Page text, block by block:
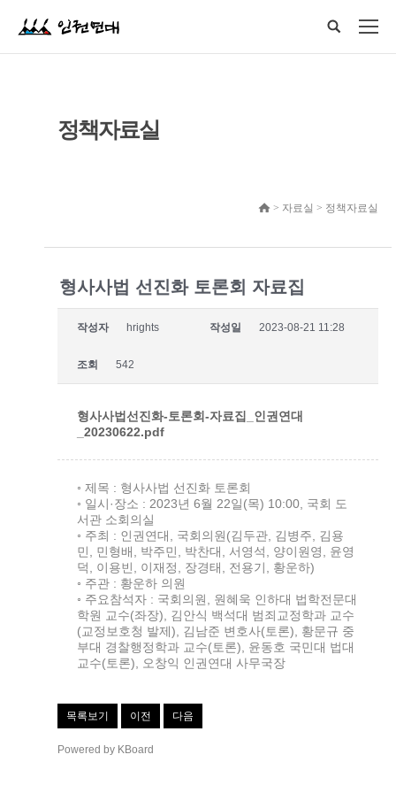
정책자료실
> 자료실 > 정책자료실
형사사법 선진화 토론회 자료집
작성자 hrights 작성일 2023-08-21 11:28
조회 542
형사사법선진화-토론회-자료집_인권연대
_20230622.pdf
◦ 제목 : 형사사법 선진화 토론회
◦ 일시·장소 : 2023년 6월 22일(목) 10:00, 국회 도
서관 소회의실
◦ 주최 : 인권연대, 국회의원(김두관, 김병주, 김용
민, 민형배, 박주민, 박찬대, 서영석, 양이원영, 윤영
덕, 이용빈, 이재정, 장경태, 전용기, 황운하)
◦ 주관 : 황운하 의원
◦ 주요참석자 : 국회의원, 원혜욱 인하대 법학전문대
학원 교수(좌장), 김안식 백석대 범죄교정학과 교수
(교정보호청 발제), 김남준 변호사(토론), 황문규 중
부대 경찰행정학과 교수(토론), 윤동호 국민대 법대
교수(토론), 오창익 인권연대 사무국장
목록보기 이전 다음
Powered by KBoard